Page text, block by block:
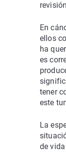
En
ellos
ha
es
tener
este
La
de